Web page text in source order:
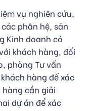
vụ nghiên cứu,
phân hệ, sản
Kinh doanh có
khách hàng, đối
phòng Tư vấn
hàng để xác
cần giải
dự án để xác